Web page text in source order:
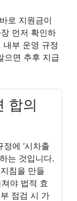
로 지원금이
먼저 확인하
내부 운영 규정
으면 추후 지급
합의
에 ‘시차출
는 것입니다.
침을 만들
야 법적 효
점검 시 가